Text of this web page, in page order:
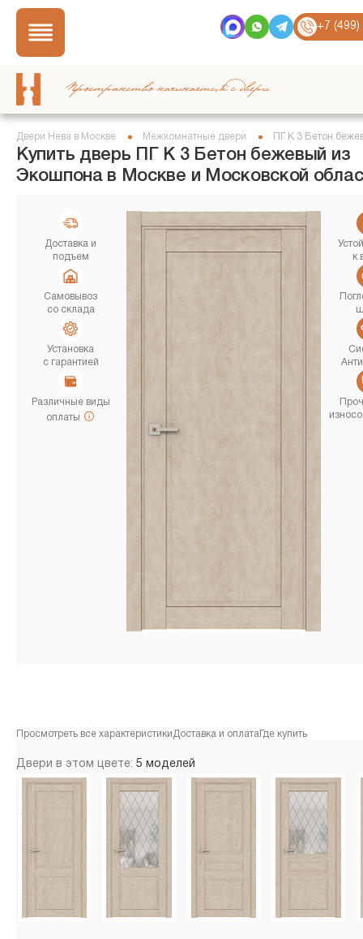
+7
Пространство начинается с двери
Двери Нева в Москве Межкомнатные двери ПГ K 3 Бетон
Купить дверь ПГ K 3 Бетон бежевый из
Экошпона в Москве и Московской
Доставка и
подъем
Самовывоз
со склада
Установка
с гарантией
Различные виды
оплаты
к
Просмотреть все характеристики Доставка и оплата Где купить
Двери в этом цвете: 5 моделей